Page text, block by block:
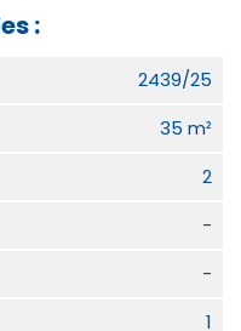
:
2439/25
35 m²
2
-
-
1